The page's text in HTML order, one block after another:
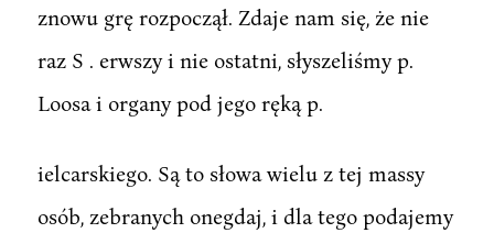
znowu grę rozpoczął. Zdaje nam się, że nie
raz S . erwszy i nie ostatni, słyszeliśmy p.
Loosa i organy pod jego ręką p.
ielcarskiego. Są to słowa wielu z tej massy
osób, zebranych onegdaj, i dla tego podajemy